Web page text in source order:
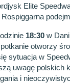
Elite
18:30 w
otworzy
sytuacja w
uwagę polskich
i